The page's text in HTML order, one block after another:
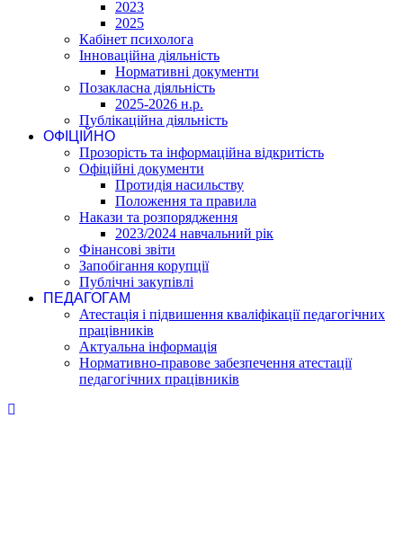
2023
2025
Кабінет психолога
Інноваційна діяльність
Нормативні документи
Позакласна діяльність
2025-2026 н.р.
Публікаційна діяльність
ОФІЦІЙНО
Прозорість та інформаційна відкритість
Офіційні документи
Протидія насильству
Положення та правила
Накази та розпорядження
2023/2024 навчальний рік
Фінансові звіти
Запобігання корупції
Публічні закупівлі
ПЕДАГОГАМ
Атестація і підвишення кваліфікації педагогічних
працівників
Актуальна інформація
Нормативно-правове забезпечення атестації
педагогічних працівників